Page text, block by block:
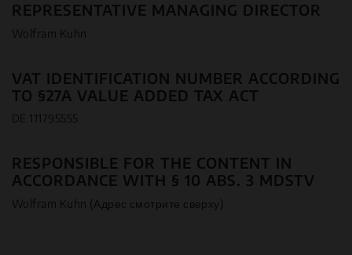
REPRESENTATIVE MANAGING DIRECTOR
Wolfram Kuhn
VAT IDENTIFICATION NUMBER ACCORDING
TO §27A VALUE ADDED TAX ACT
DE 111795555
RESPONSIBLE FOR THE CONTENT IN
ACCORDANCE WITH § 10 ABS. 3 MDSTV
Wolfram Kuhn (Адрес смотрите сверху)